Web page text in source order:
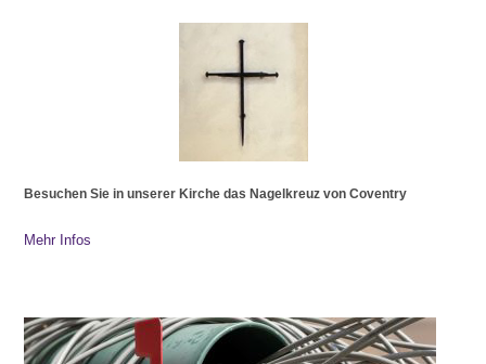
Besuchen Sie in unserer Kirche das Nagelkreuz von Coventry
Mehr Infos